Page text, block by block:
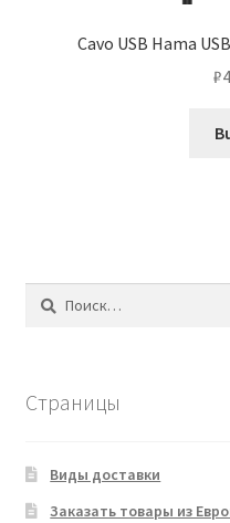
Cavo USB Hama
₽
Найти:
Страницы
Виды доставки
Заказать товары из